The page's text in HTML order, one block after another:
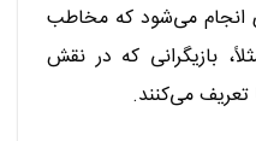
انجام می‌شود که مخاطب
بازیگرانی که در نقش
می‌کنند.